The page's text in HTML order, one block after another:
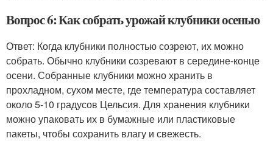
Вопрос 6: Как собрать урожай клубники осенью
Ответ: Когда клубники полностью созреют, их можно
собрать. Обычно клубники созревают в середине-конце
осени. Собранные клубники можно хранить в
прохладном, сухом месте, где температура составляет
около 5-10 градусов Цельсия. Для хранения клубники
можно упаковать их в бумажные или пластиковые
пакеты, чтобы сохранить влагу и свежесть.